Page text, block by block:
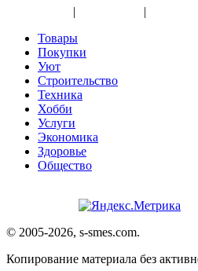
| |
Товары
Покупки
Уют
Строительство
Техника
Хобби
Услуги
Экономика
Здоровье
Общество
© 2005-2026, s-smes.com.
Копирование материала без